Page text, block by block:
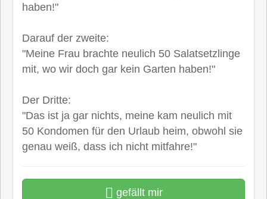
haben!"
Darauf der zweite:
"Meine Frau brachte neulich 50 Salatsetzlinge
mit, wo wir doch gar kein Garten haben!"
Der Dritte:
"Das ist ja gar nichts, meine kam neulich mit
50 Kondomen für den Urlaub heim, obwohl sie
genau weiß, dass ich nicht mitfahre!"
gefällt mir